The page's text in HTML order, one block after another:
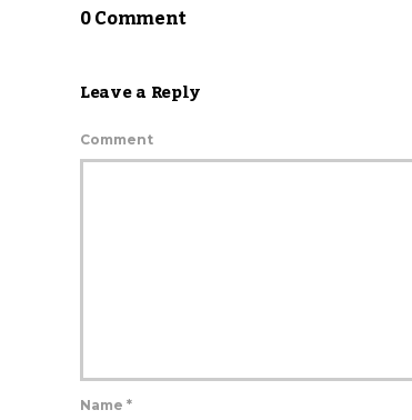
0 Comment
Leave a Reply
Comment
Name *